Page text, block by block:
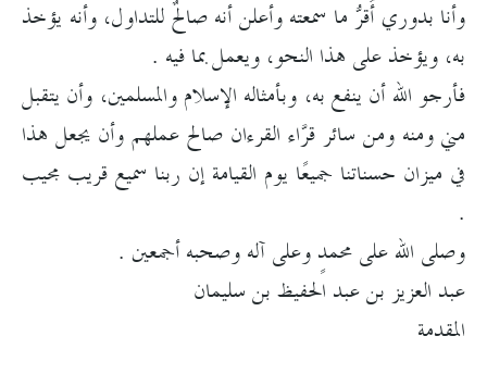
وأنا بدوري أُقرُّ ما سمعته وأعلن أنه صالحٌ للتداول، وأنه يؤخذ
به، ويؤخذ على هذا النحو، ويعمل بما فيه .
فأرجو الله أن ينفع به، وبأمثاله الإسلام والمسلمين، وأن يتقبل
مني ومنه ومن سائر قرَّاء القرءان صالح عملهم وأن يجعل هذا
في ميزان حسناتنا جميعًا يوم القيامة إن ربنا سميع قريب مجيب
.
وصلى الله على محمدٍ وعلى آله وصحبه أجمعين .
عبد العزيز بن عبد الحفيظ بن سليمان
المقدمة